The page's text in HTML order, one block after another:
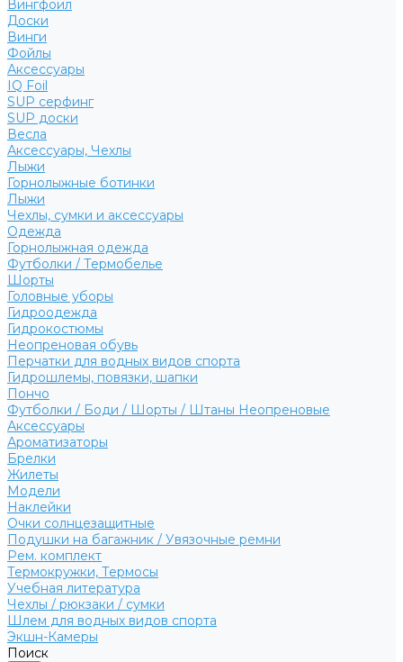
Вингфоил
Доски
Винги
Фойлы
Аксессуары
IQ Foil
SUP серфинг
SUP доски
Весла
Аксессуары, Чехлы
Лыжи
Горнолыжные ботинки
Лыжи
Чехлы, сумки и аксессуары
Одежда
Горнолыжная одежда
Футболки / Термобелье
Шорты
Головные уборы
Гидроодежда
Гидрокостюмы
Неопреновая обувь
Перчатки для водных видов спорта
Гидрошлемы, повязки, шапки
Пончо
Футболки / Боди / Шорты / Штаны Неопреновые
Аксессуары
Ароматизаторы
Брелки
Жилеты
Модели
Наклейки
Очки солнцезащитные
Подушки на багажник / Увязочные ремни
Рем. комплект
Термокружки, Термосы
Учебная литература
Чехлы / рюкзаки / сумки
Шлем для водных видов спорта
Экшн-Камеры
Поиск